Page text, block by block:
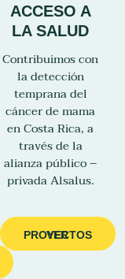
ACCESO A
LA SALUD
Contribuimos con
la detección
temprana del
cáncer de mama
en Costa Rica, a
través de la
alianza público –
privada Alsalus.
VER PROYECTOS